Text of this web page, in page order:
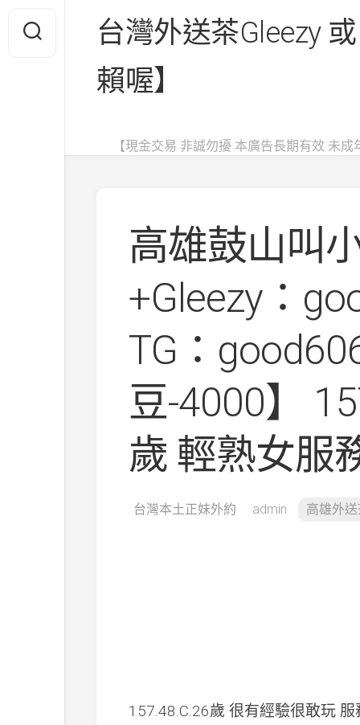
content
台灣外送茶Gleezy
賴喔】
【現金交易 非誠勿擾 本廣告長期有效 未成
高雄鼓山叫
+Gleezy：
TG：
豆-4000】
歲 輕熟女服
台灣本土正妹外約 admin 高雄外
157.48.C.26歲 很有經驗很敢玩